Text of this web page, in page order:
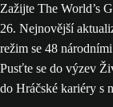
Zažijte The World’s
26. Nejnovější
režim se 48
Pusťte se do výzev
do Hráčské kariéry